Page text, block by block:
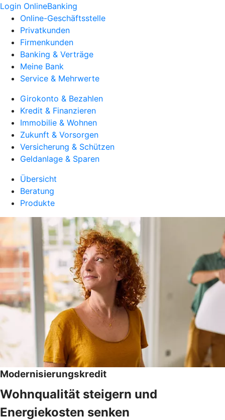
Login OnlineBanking
Online-Geschäftsstelle
Privatkunden
Firmenkunden
Banking & Verträge
Meine Bank
Service & Mehrwerte
Girokonto & Bezahlen
Kredit & Finanzieren
Immobilie & Wohnen
Zukunft & Vorsorgen
Versicherung & Schützen
Geldanlage & Sparen
Übersicht
Beratung
Produkte
Modernisierungskredit
Wohnqualität steigern und
Energiekosten senken